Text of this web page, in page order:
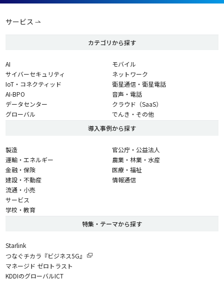
サービス
カテゴリから探す
AI
サイバーセキュリティ
IoT・コネクティッド
AI-BPO
データセンター
グローバル
モバイル
ネットワーク
衛星通信・衛星電話
音声・電話
クラウド（SaaS）
でんき・その他
導入事例から探す
製造
運輸・エネルギー
金融・保険
建設・不動産
流通・小売
サービス
学校・教育
官公庁・公益法人
農業・林業・水産
医療・福祉
情報通信
特集・テーマから探す
Starlink
つなぐチカラ『ビジネス5G』
マネージド ゼロトラスト
KDDIのグローバルICT